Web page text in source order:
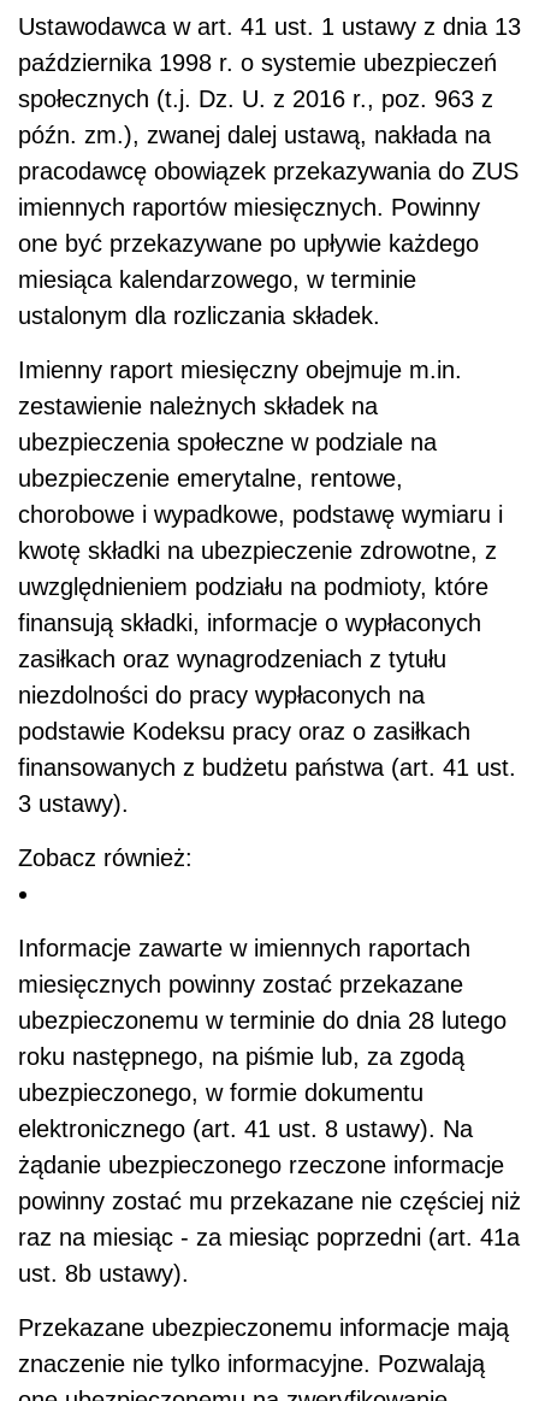
Ustawodawca w art. 41 ust. 1 ustawy z dnia 13
października 1998 r. o systemie ubezpieczeń
społecznych (t.j. Dz. U. z 2016 r., poz. 963 z
późn. zm.), zwanej dalej ustawą, nakłada na
pracodawcę obowiązek przekazywania do ZUS
imiennych raportów miesięcznych. Powinny
one być przekazywane po upływie każdego
miesiąca kalendarzowego, w terminie
ustalonym dla rozliczania składek.
Imienny raport miesięczny obejmuje m.in.
zestawienie należnych składek na
ubezpieczenia społeczne w podziale na
ubezpieczenie emerytalne, rentowe,
chorobowe i wypadkowe, podstawę wymiaru i
kwotę składki na ubezpieczenie zdrowotne, z
uwzględnieniem podziału na podmioty, które
finansują składki, informacje o wypłaconych
zasiłkach oraz wynagrodzeniach z tytułu
niezdolności do pracy wypłaconych na
podstawie Kodeksu pracy oraz o zasiłkach
finansowanych z budżetu państwa (art. 41 ust.
3 ustawy).
Zobacz również:
Informacje zawarte w imiennych raportach
miesięcznych powinny zostać przekazane
ubezpieczonemu w terminie do dnia 28 lutego
roku następnego, na piśmie lub, za zgodą
ubezpieczonego, w formie dokumentu
elektronicznego (art. 41 ust. 8 ustawy). Na
żądanie ubezpieczonego rzeczone informacje
powinny zostać mu przekazane nie częściej niż
raz na miesiąc - za miesiąc poprzedni (art. 41a
ust. 8b ustawy).
Przekazane ubezpieczonemu informacje mają
znaczenie nie tylko informacyjne. Pozwalają